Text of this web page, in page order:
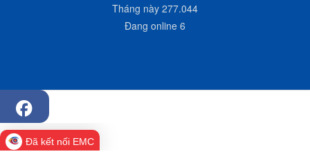
Tháng này 277.044
Đang online 6
Đã kết nối EMC